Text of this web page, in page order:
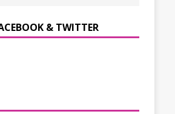
& TWITTER